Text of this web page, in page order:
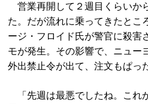
営業再開して２週目くらいか
た。だが流れに乗ってきたとこ
ージ・フロイド氏が警官に殺害
モが発生。その影響で、ニュー
外出禁止令が出て、注文もぱっ
「先週は最悪でしたね。これ